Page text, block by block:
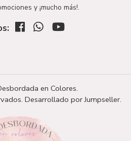
y ¡mucho más!.
en Colores.
Desarrollado por Jumpseller.